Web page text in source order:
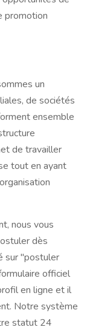
promotion
un
de sociétés
ensemble
de travailler
tout en ayant
nous vous
dès
sur "postuler
officiel
en ligne et il
Notre système
statut 24